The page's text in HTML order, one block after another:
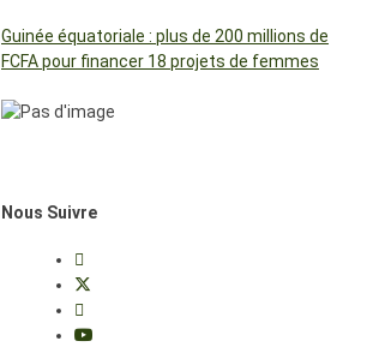
Guinée équatoriale : plus de 200 millions de
FCFA pour financer 18 projets de femmes
Nous Suivre